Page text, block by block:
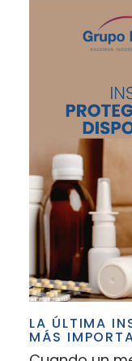
LA ÚLTIMA
MÁS